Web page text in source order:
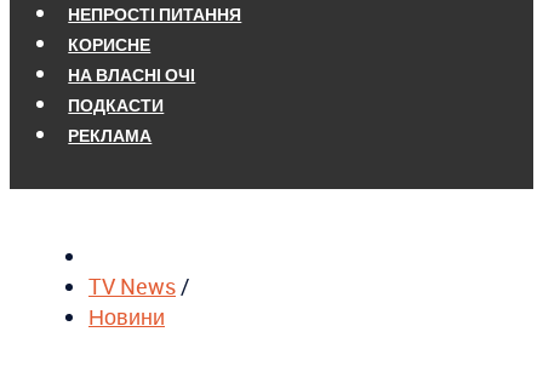
НЕПРОСТІ ПИТАННЯ
КОРИСНЕ
НА ВЛАСНІ ОЧІ
ПОДКАСТИ
РЕКЛАМА
TV News/
Новини